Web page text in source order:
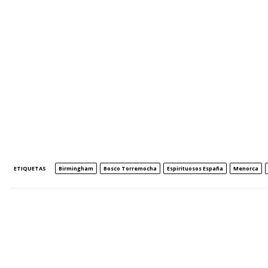
ETIQUETAS Birmingham Bosco Torremocha Espirituosos España Menorca